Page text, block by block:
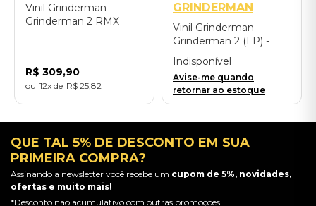
Vinil Grinderman -
Grinderman 2 RMX
R$ 309,90
12 R$ 25 82
GRINDERMAN
Vinil Grinderman -
Grinderman 2 (LP) -
Importado
Indisponível
Avise-me quando
retornar ao estoque
QUE TAL 5% DE DESCONTO EM SUA
PRIMEIRA COMPRA?
Assinando a newsletter você recebe um cupom de 5%, novidades,
ofertas e muito mais!
*Desconto não acumulativo com outras promoções.